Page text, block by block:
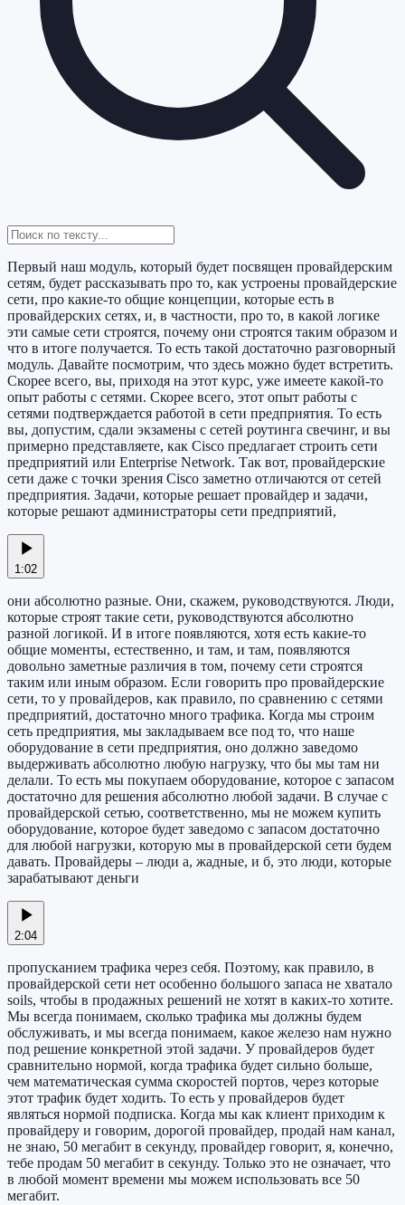
Первый наш модуль, который будет посвящен провайдерским
сетям, будет рассказывать про то, как устроены провайдерские
сети, про какие-то общие концепции, которые есть в
провайдерских сетях, и, в частности, про то, в какой логике
эти самые сети строятся, почему они строятся таким образом и
что в итоге получается. То есть такой достаточно разговорный
модуль. Давайте посмотрим, что здесь можно будет встретить.
Скорее всего, вы, приходя на этот курс, уже имеете какой-то
опыт работы с сетями. Скорее всего, этот опыт работы с
сетями подтверждается работой в сети предприятия. То есть
вы, допустим, сдали экзамены с сетей роутинга свечинг, и вы
примерно представляете, как Cisco предлагает строить сети
предприятий или Enterprise Network. Так вот, провайдерские
сети даже с точки зрения Cisco заметно отличаются от сетей
предприятия. Задачи, которые решает провайдер и задачи,
которые решают администраторы сети предприятий,
1:02
они абсолютно разные. Они, скажем, руководствуются. Люди,
которые строят такие сети, руководствуются абсолютно
разной логикой. И в итоге появляются, хотя есть какие-то
общие моменты, естественно, и там, и там, появляются
довольно заметные различия в том, почему сети строятся
таким или иным образом. Если говорить про провайдерские
сети, то у провайдеров, как правило, по сравнению с сетями
предприятий, достаточно много трафика. Когда мы строим
сеть предприятия, мы закладываем все под то, что наше
оборудование в сети предприятия, оно должно заведомо
выдерживать абсолютно любую нагрузку, что бы мы там ни
делали. То есть мы покупаем оборудование, которое с запасом
достаточно для решения абсолютно любой задачи. В случае с
провайдерской сетью, соответственно, мы не можем купить
оборудование, которое будет заведомо с запасом достаточно
для любой нагрузки, которую мы в провайдерской сети будем
давать. Провайдеры – люди а, жадные, и б, это люди, которые
зарабатывают деньги
2:04
пропусканием трафика через себя. Поэтому, как правило, в
провайдерской сети нет особенно большого запаса не хватало
soils, чтобы в продажных решений не хотят в каких-то хотите.
Мы всегда понимаем, сколько трафика мы должны будем
обслуживать, и мы всегда понимаем, какое железо нам нужно
под решение конкретной этой задачи. У провайдеров будет
сравнительно нормой, когда трафика будет сильно больше,
чем математическая сумма скоростей портов, через которые
этот трафик будет ходить. То есть у провайдеров будет
являться нормой подписка. Когда мы как клиент приходим к
провайдеру и говорим, дорогой провайдер, продай нам канал,
не знаю, 50 мегабит в секунду, провайдер говорит, я, конечно,
тебе продам 50 мегабит в секунду. Только это не означает, что
в любой момент времени мы можем использовать все 50
мегабит.